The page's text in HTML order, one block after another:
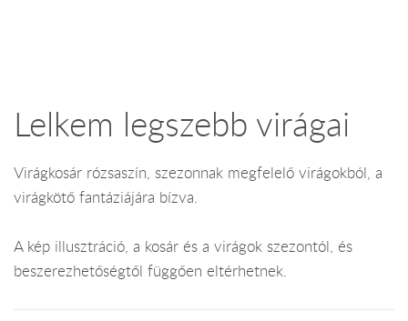
Lelkem legszebb virágai
Virágkosár rózsaszín, szezonnak megfelelő virágokból, a
virágkötő fantáziájára bízva.
A kép illusztráció, a kosár és a virágok szezontól, és
beszerezhetőségtől függően eltérhetnek.